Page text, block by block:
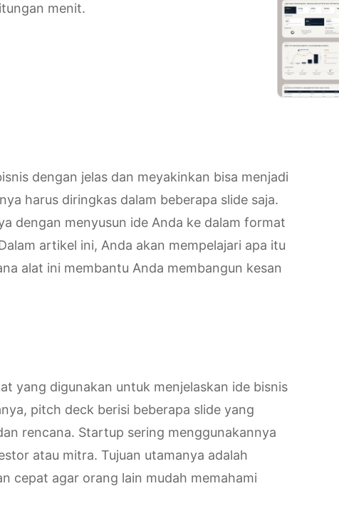
menit.
dengan jelas dan meyakinkan bisa menjadi
harus diringkas dalam beberapa slide saja.
dengan menyusun ide Anda ke dalam format
artikel ini, Anda akan mempelajari apa itu
alat ini membantu Anda membangun kesan
yang digunakan untuk menjelaskan ide bisnis
pitch deck berisi beberapa slide yang
rencana. Startup sering menggunakannya
atau mitra. Tujuan utamanya adalah
cepat agar orang lain mudah memahami